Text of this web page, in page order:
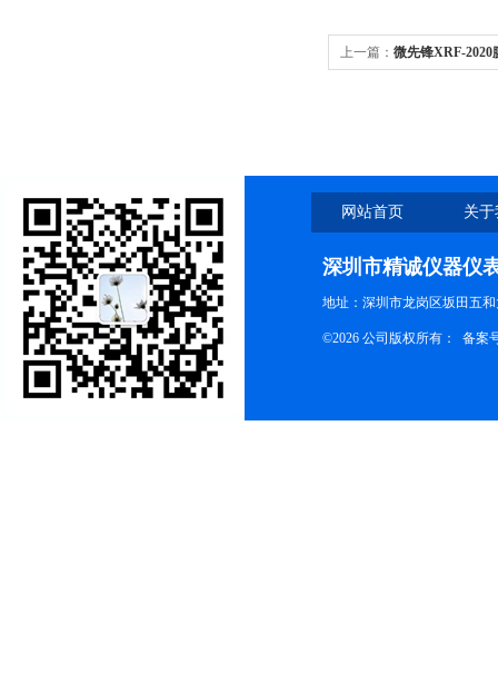
上一篇： 微先锋XRF-
网站首页 关
深圳市精诚仪器仪
地址：深圳市龙岗区坂田五
©2026 公司版权所有： 备案